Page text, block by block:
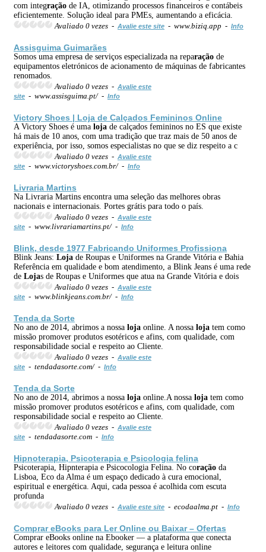
com integração de IA, otimizando processos financeiros e contábeis
eficientemente. Solução ideal para PMEs, aumentando a eficácia.
Avaliado 0 vezes - Avalie este site - www.biziq.app - Info
Assisguima Guimarães
Somos uma empresa de serviços especializada na reparação de
equipamentos eletrónicos de acionamento de máquinas de fabricantes
renomados.
Avaliado 0 vezes - Avalie este
site - www.assisguima.pt/ - Info
Victory Shoes | Loja de Calçados Femininos Online
A Victory Shoes é uma loja de calçados femininos no ES que existe
há mais de 10 anos, com uma tradição que traz mais de 50 anos de
experiência, por isso, somos especialistas no que se diz respeito a c
Avaliado 0 vezes - Avalie este
site - www.victoryshoes.com.br/ - Info
Livraria Martins
Na Livraria Martins encontra uma seleção das melhores obras
nacionais e internacionais. Portes grátis para todo o país.
Avaliado 0 vezes - Avalie este
site - www.livrariamartins.pt/ - Info
Blink, desde 1977 Fabricando Uniformes Profissiona
Blink Jeans: Loja de Roupas e Uniformes na Grande Vitória e Bahia
Referência em qualidade e bom atendimento, a Blink Jeans é uma rede
de Lojas de Roupas e Uniformes que atua na Grande Vitória e dois
Avaliado 0 vezes - Avalie este
site - www.blinkjeans.com.br/ - Info
Tenda da Sorte
No ano de 2014, abrimos a nossa loja online. A nossa loja tem como
missão promover produtos esotéricos e afins, com qualidade, com
responsabilidade social e respeito ao Cliente.
Avaliado 0 vezes - Avalie este
site - tendadasorte.com/ - Info
Tenda da Sorte
No ano de 2014, abrimos a nossa loja online.A nossa loja tem como
missão promover produtos esotéricos e afins, com qualidade, com
responsabilidade social e respeito ao Cliente.
Avaliado 0 vezes - Avalie este
site - tendadasorte.com - Info
Hipnoterapia, Psicoterapia e Psicologia felina
Psicoterapia, Hipnterapia e Psicocologia Felina. No coração da
Lisboa, Eco da Alma é um espaço dedicado à cura emocional,
espiritual e energética. Aqui, cada pessoa é acolhida com escuta
profunda
Avaliado 0 vezes - Avalie este site - ecodaalma.pt - Info
Comprar eBooks para Ler Online ou Baixar – Ofertas
Comprar eBooks online na Ebooker — a plataforma que conecta
autores e leitores com qualidade, segurança e leitura online